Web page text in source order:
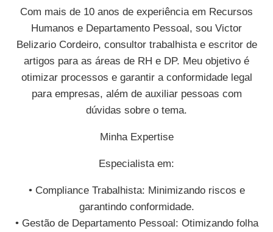
Com mais de 10 anos de experiência em Recursos
Humanos e Departamento Pessoal, sou Victor
Belizario Cordeiro, consultor trabalhista e escritor de
artigos para as áreas de RH e DP. Meu objetivo é
otimizar processos e garantir a conformidade legal
para empresas, além de auxiliar pessoas com
dúvidas sobre o tema.
Minha Expertise
Especialista em:
• Compliance Trabalhista: Minimizando riscos e
garantindo conformidade.
• Gestão de Departamento Pessoal: Otimizando folha